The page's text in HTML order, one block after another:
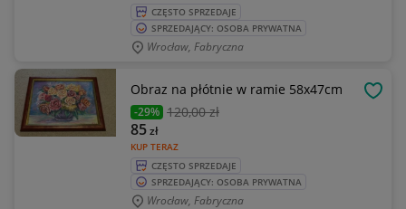
CZĘSTO SPRZEDAJE
SPRZEDAJĄCY: OSOBA PRYWATNA
Wrocław, Fabryczna
Obraz na płótnie w ramie 58x47cm
-29% 120,00 zł
KUP TERAZ
85zł
CZĘSTO SPRZEDAJE
SPRZEDAJĄCY: OSOBA PRYWATNA
Wrocław, Fabryczna